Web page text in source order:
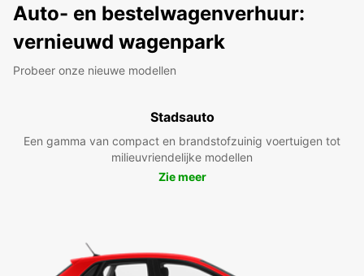
Auto- en bestelwagenverhuur:
vernieuwd wagenpark
Probeer onze nieuwe modellen
Stadsauto
Een gamma van compact en brandstofzuinig voertuigen tot
milieuvriendelijke modellen
Zie meer